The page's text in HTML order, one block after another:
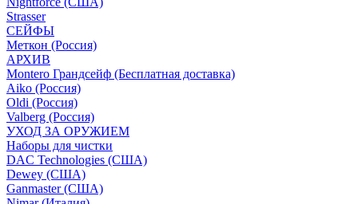
Strasser
СЕЙФЫ
Меткон (Россия)
АРХИВ
Montero Грандсейф (Бесплатная доставка)
Aiko (Россия)
Oldi (Россия)
Valberg (Россия)
УХОД ЗА ОРУЖИЕМ
Наборы для чистки
DAC Technologies (США)
Dewey (США)
Ganmaster (США)